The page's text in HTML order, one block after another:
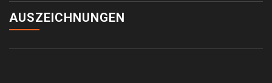
AUSZEICHNUNGEN